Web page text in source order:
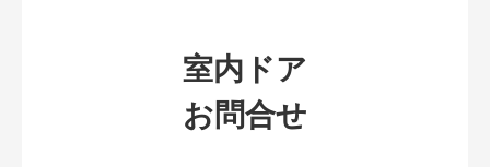
室内ドア
お問合せ